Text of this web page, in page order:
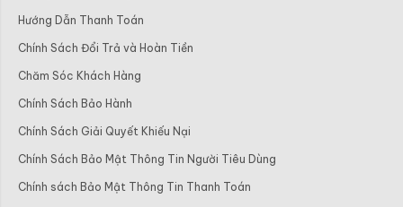
Hướng Dẫn Thanh Toán
Chính Sách Đổi Trả và Hoàn Tiền
Chăm Sóc Khách Hàng
Chính Sách Bảo Hành
Chính Sách Giải Quyết Khiếu Nại
Chính Sách Bảo Mật Thông Tin Người Tiêu Dùng
Chính sách Bảo Mật Thông Tin Thanh Toán